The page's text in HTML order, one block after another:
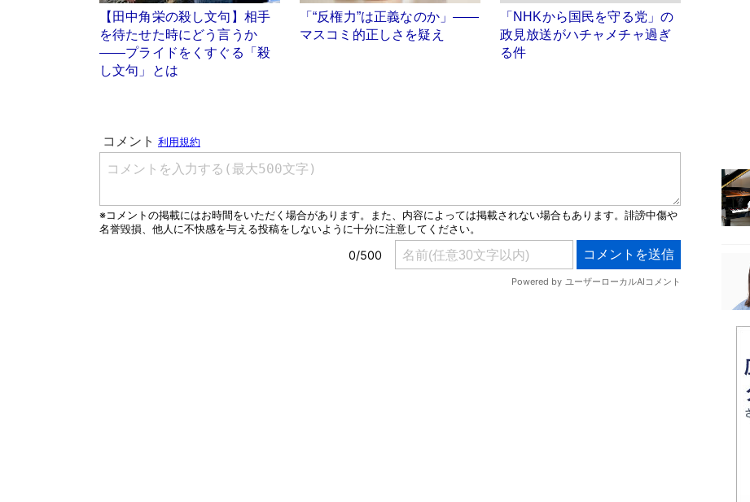
【田中角栄の殺し文句】相手
を待たせた時にどう言うか
――プライドをくすぐる「殺
し文句」とは
「“反権力”は正義なのか」――
マスコミ的正しさを疑え
「NHKから国民を守る党」の
政見放送がハチャメチャ過ぎ
る件